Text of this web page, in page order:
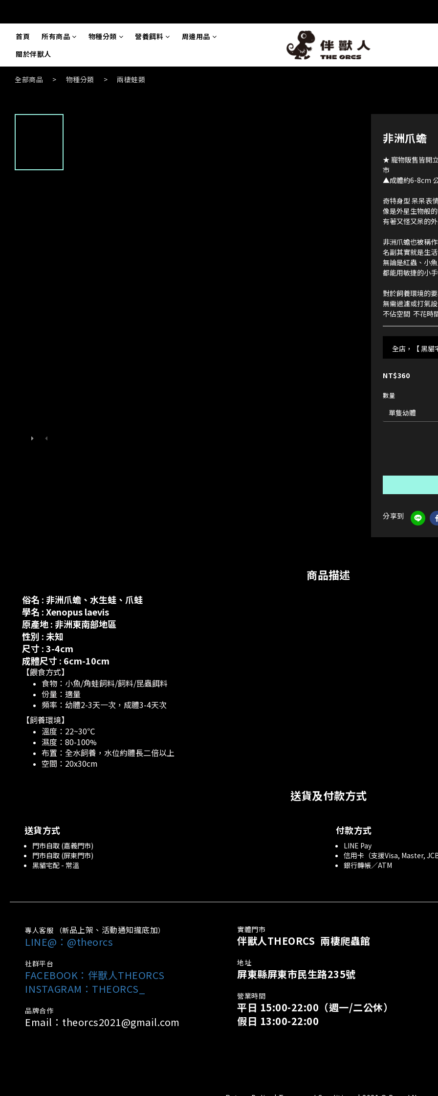
首頁 所有商品 物種分類 營養餌料
周邊用品
關於伴獸人
全部商品 > 物種分類 > 兩棲蛙類
非洲爪蟾
★ 寵物販售皆開
市
▲成體約6-8cm
奇特身型 呆呆表
像是外星生物般
有著又怪又呆的
非洲爪蟾也被稱
名副其實就是生
無論是紅蟲、小
都能用敏捷的小
對於飼養環境的
無需過濾或打氣
不佔空間  不花時
全店，【 黑貓
NT$360
數量
分享到
商品描述
俗名 : 非洲爪蟾、水生蛙、爪蛙
學名 : Xenopus laevis
原產地 : 非洲東南部地區
性別 : 未知
尺寸 : 3-4cm
成體尺寸 : 6cm-10cm
【餵食方式】
食物：小魚/角蛙飼料/飼料/昆蟲餌料
份量：適量
頻率：幼體2-3天一次，成體3-4天次
【飼養環境】
溫度：22~30℃
濕度：80-100%
布置：全水飼養，水位約體長二倍以上
空間：20x30cm
送貨及付款方式
送貨方式
門市自取 (嘉義門市)
門市自取 (屏東門市)
黑貓宅配 - 常溫
付款方式
LINE Pay
信用卡（支援Visa, Master,
銀行轉帳／ATM
專人客服 （新品上架、活動通知攏底加）
LINE@：@theorcs
社群平台
FACEBOOK： 伴獸人THEORCS
INSTAGRAM：THEORCS_
品牌合作
Email：theorcs2021@gmail.com
實體門市
伴獸人THEORCS 兩棲爬蟲館
地址
屏東縣屏東市民生路235號
營業時間
平日 15:00-22:00 （週一/二公休）
假日 13:00-22:00